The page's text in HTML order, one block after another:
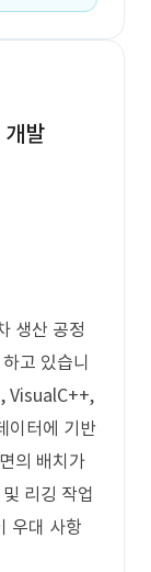
발
생산 공정
고 있습니
VisualC++,
이터에 기반
의 배치가
리깅 작업
우대 사항